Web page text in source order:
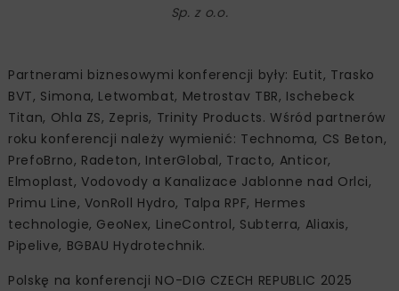
Sp. z o.o.
Partnerami biznesowymi konferencji były: Eutit, Trasko
BVT, Simona, Letwombat, Metrostav TBR, Ischebeck
Titan, Ohla ZS, Zepris, Trinity Products. Wśród partnerów
roku konferencji należy wymienić: Technoma, CS Beton,
PrefoBrno, Radeton, InterGlobal, Tracto, Anticor,
Elmoplast, Vodovody a Kanalizace Jablonne nad Orlci,
Primu Line, VonRoll Hydro, Talpa RPF, Hermes
technologie, GeoNex, LineControl, Subterra, Aliaxis,
Pipelive, BGBAU Hydrotechnik.
Polskę na konferencji NO-DIG CZECH REPUBLIC 2025